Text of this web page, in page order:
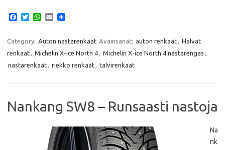
e
b
o
o
T
t
e
r
W
t
s
A
p
E
i
l
Category: Auton nastarenkaat Avainsanat: auton renkaat
Halvat
renkaat
Michelin X-ice North 4 Michelin X-ice North 4 nastarengas
nastarenkaat
riekko renkaat talvirenkaat
Nankang SW8 – Runsaasti nastoja
Na
nk